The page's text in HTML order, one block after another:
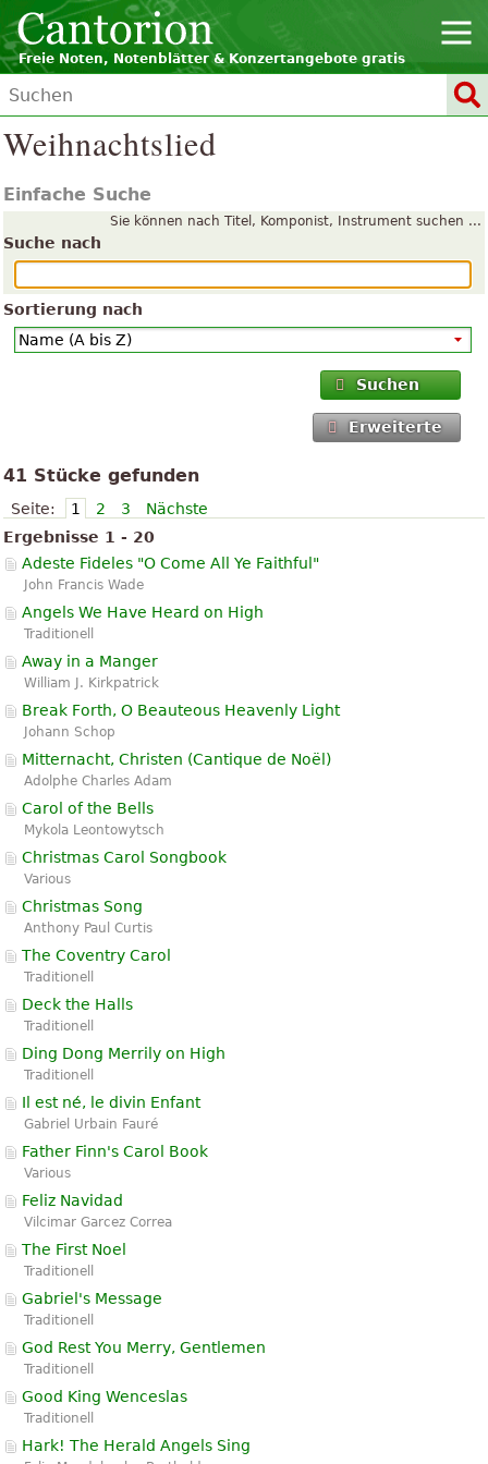
Freie Noten, Notenblätter & Konzertangebote gratis
Weihnachtslied
Einfache Suche
Sie können nach Titel, Komponist, Instrument suchen ...
Suche nach
Sortierung nach
Suchen
Erweiterte
41 Stücke gefunden
Seite: 1 2 3
Nächste
Ergebnisse 1 - 20
Adeste Fideles "O Come All Ye Faithful"
John Francis Wade
Angels We Have Heard on High
Traditionell
Away in a Manger
William J. Kirkpatrick
Break Forth, O Beauteous Heavenly Light
Johann Schop
Mitternacht, Christen (Cantique de Noël )
Adolphe Charles Adam
Carol of the Bells
Mykola Leontowytsch
Christmas Carol Songbook
Various
Christmas Song
Anthony Paul Curtis
The Coventry Carol
Traditionell
Deck the Halls
Traditionell
Ding Dong Merrily on High
Traditionell
Il est né, le divin Enfant
Gabriel Urbain Fauré
Father Finn's Carol Book
Various
Feliz Navidad
Vilcimar Garcez Correa
The First Noel
Traditionell
Gabriel's Message
Traditionell
God Rest You Merry, Gentlemen
Traditionell
Good King Wenceslas
Traditionell
Hark! The Herald Angels Sing